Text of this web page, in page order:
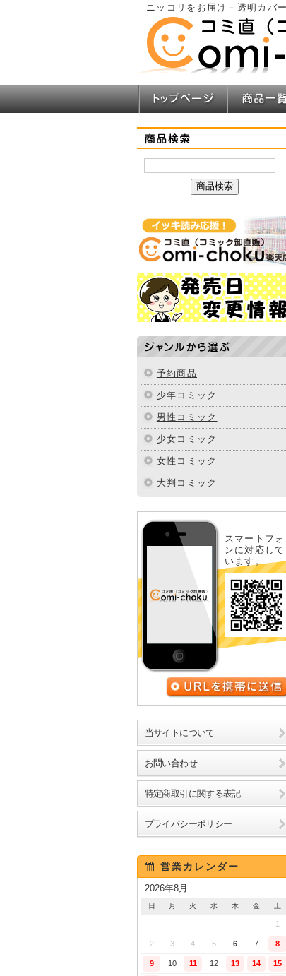
ニッコリをお届け－透明カバ
トップページ 商品一覧
商品検索
ジャンルから選ぶ
予約商品
少年コミック
男性コミック
少女コミック
女性コミック
大判コミック
スマートフォ
ンに対応して
います。
URLを携帯に送
当サイトについて
お問い合わせ
特定商取引に関する表記
プライバシーポリシー